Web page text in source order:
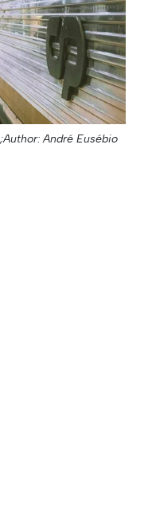
Author: André Eusébio;